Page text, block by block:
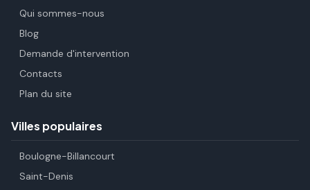
Qui sommes-nous
Blog
Demande d'intervention
Contacts
Plan du site
Villes populaires
Boulogne-Billancourt
Saint-Denis